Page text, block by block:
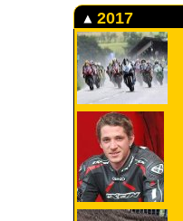
2017